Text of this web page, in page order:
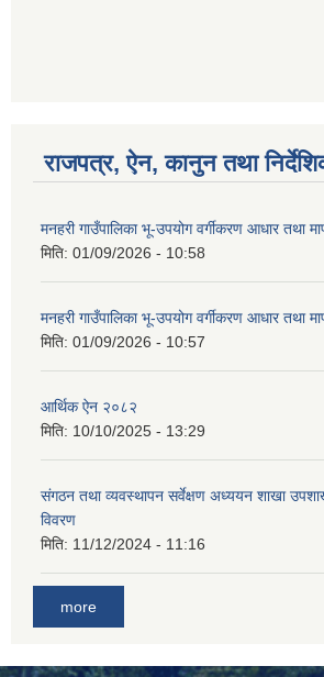
राजपत्र, ऐन, कानुन तथा
मनहरी गाउँपालिका भू-उपयोग वर्गीकरण आधार तथा
मिति: 01/09/2026 - 10:58
मनहरी गाउँपालिका भू-उपयोग वर्गीकरण आधार तथा
मिति: 01/09/2026 - 10:57
आर्थिक ऐन २०८२
मिति: 10/10/2025 - 13:29
संगठन तथा व्यवस्थापन सर्वेक्षण अध्ययन शाखा
विवरण
मिति: 11/12/2024 - 11:16
more